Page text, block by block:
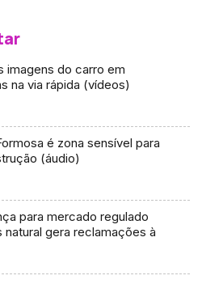
imagens do carro em
na via rápida (vídeos)
é zona sensível para
(áudio)
para mercado regulado
natural gera reclamações à